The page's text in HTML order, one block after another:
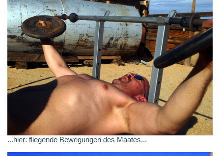
...hier: fliegende Bewegungen des Maates...